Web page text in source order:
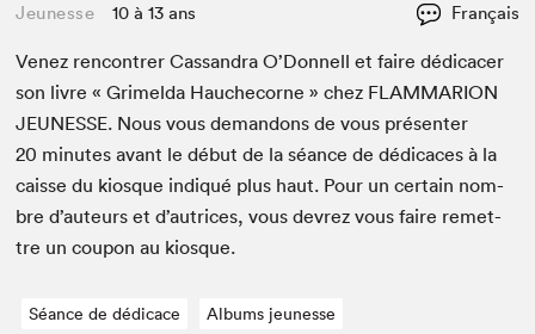
Jeunesse 10 à 13 ans Français
Venez ren­con­tr­er Cas­san­dra O’Don­nell et faire dédi­cac­er
son livre « Grimel­da Hauchecorne » chez FLAM­MAR­I­ON
JEUNESSE. Nous vous deman­dons de vous présen­ter
20 min­utes avant le début de la séance de dédi­caces à la
caisse du kiosque indiqué plus haut. Pour un cer­tain nom­
bre d’auteurs et d’autrices, vous devrez vous faire remet­
tre un coupon au kiosque.
Séance de dédicace Albums jeunesse